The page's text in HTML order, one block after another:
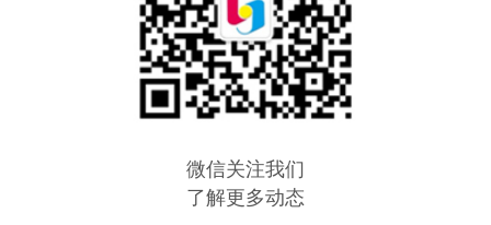
微信关注我们
了解更多动态